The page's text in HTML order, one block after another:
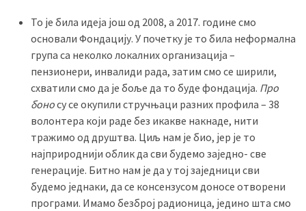
Ковачица
То је била идеја још од 2008, а 2017. године смо
основали Фондацију. У почетку је то била неформална
група са неколко локалних организација –
пензионери, инвалиди рада, затим смо се ширили,
схватили смо да је боље да то буде фондација. Про
боносу се окупили стручњаци разних профила – 38
волонтера који раде без икакве накнаде, нити
тражимо од друштва. Циљ нам је био, јер је то
најприроднији облик да сви будемо заједно- све
генерације. Битно нам је да у тој заједници сви
будемо једнаки, да се консензусом доносе отворени
програми. Имамо безброј радионица, једино шта смо